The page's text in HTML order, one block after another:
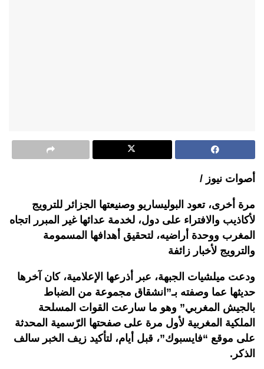
أصوات نيوز /
مرة أخرى، تعود البوليساريو وصنيعتها الجزائر للترويج
لأكاذيب والافتراء على دول، لخدمة عدائها غير المبرر اتجاه
المغرب ووحدة أراضيه، لتحقيق أهدافها المسمومة
والترويج لأخبار زائفة
ودعت ميلشيات الجبهة، عبر أذرعها الإعلامية، كان آخرها
حديثها عما وصفته بـ”انشقاق مجموعة من الضباط
بالجيش المغربي” وهو ما سارعت القوات المسلحة
الملكية المغربية لأول مرة على صفحتها الرّسمية المحدثة
على موقع “فايسبوك”، قبل أيام، لتأكيد زيف الخبر سالف
الذكر.